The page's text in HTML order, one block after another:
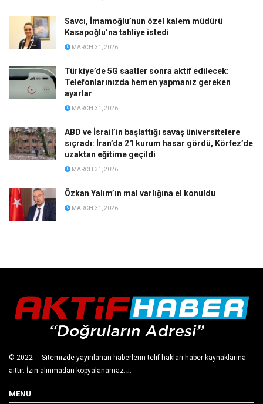
Savcı, İmamoğlu’nun özel kalem müdürü
Kasapoğlu’na tahliye istedi
MARCH 31, 2026
Türkiye’de 5G saatler sonra aktif edilecek:
Telefonlarınızda hemen yapmanız gereken
ayarlar
MARCH 31, 2026
ABD ve İsrail’in başlattığı savaş üniversitelere
sıçradı: İran’da 21 kurum hasar gördü, Körfez’de
uzaktan eğitime geçildi
MARCH 31, 2026
Özkan Yalım’ın mal varlığına el konuldu
MARCH 31, 2026
© 2022 - - Sitemizde yayınlanan haberlerin telif hakları haber kaynaklarına
aittir. İzin alınmadan kopyalanamaz.J.
MENU